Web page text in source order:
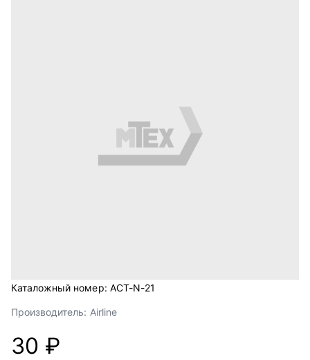
Каталожный номер: ACT-N-21
Производитель: Airline
30 ₽